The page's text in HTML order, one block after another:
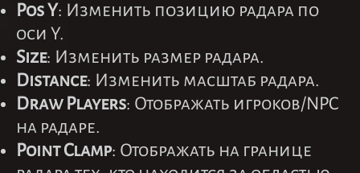
Pos Y: Изменить позицию радара по
оси Y.
Size: Изменить размер радара.
Distance: Изменить масштаб радара.
Draw Players: Отображать игроков/NPC
на радаре.
Point Clamp: Отображать на границе